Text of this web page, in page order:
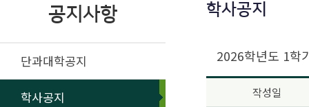
공지사항
단과대학공지
학사공지
학사공지
2026학년도 1학
작성일